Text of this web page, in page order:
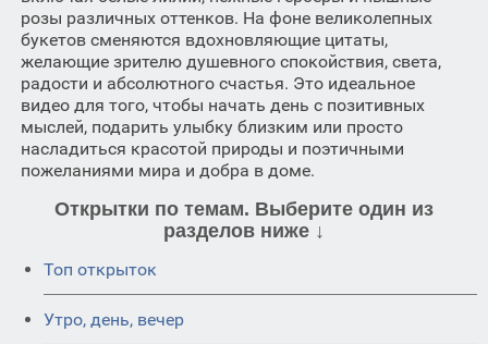
розы различных оттенков. На фоне великолепных
букетов сменяются вдохновляющие цитаты,
желающие зрителю душевного спокойствия, света,
радости и абсолютного счастья. Это идеальное
видео для того, чтобы начать день с позитивных
мыслей, подарить улыбку близким или просто
насладиться красотой природы и поэтичными
пожеланиями мира и добра в доме.
Открытки по темам. Выберите один из
разделов ниже ↓
Топ открыток
Утро, день, вечер